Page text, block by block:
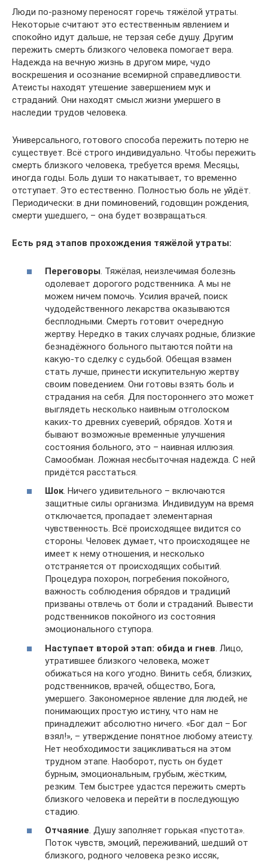
Люди по-разному переносят горечь тяжёлой утраты.
Некоторые считают это естественным явлением и
спокойно идут дальше, не терзая себе душу. Другим
пережить смерть близкого человека помогает вера.
Надежда на вечную жизнь в другом мире, чудо
воскрешения и осознание всемирной справедливости.
Атеисты находят утешение завершением мук и
страданий. Они находят смысл жизни умершего в
наследии трудов человека.
Универсального, готового способа пережить потерю не
существует. Всё строго индивидуально. Чтобы пережить
смерть близкого человека, требуется время. Месяцы,
иногда годы. Боль души то накатывает, то временно
отступает. Это естественно. Полностью боль не уйдёт.
Периодически: в дни поминовений, годовщин рождения,
смерти ушедшего, – она будет возвращаться.
Есть ряд этапов прохождения тяжёлой утраты:
Переговоры . Тяжёлая, неизлечимая болезнь
одолевает дорогого родственника. А мы не
можем ничем помочь. Усилия врачей, поиск
чудодейственного лекарства оказываются
бесплодными. Смерть готовит очередную
жертву. Нередко в таких случаях родные, близкие
безнадёжного больного пытаются пойти на
какую-то сделку с судьбой. Обещая взамен
стать лучше, принести искупительную жертву
своим поведением. Они готовы взять боль и
страдания на себя. Для постороннего это может
выглядеть несколько наивным отголоском
каких-то древних суеверий, обрядов. Хотя и
бывают возможные временные улучшения
состояния больного, это – наивная иллюзия.
Самообман. Ложная несбыточная надежда. С ней
придётся расстаться.
Шок. Ничего удивительного – включаются
защитные силы организма. Индивидуум на время
отключается, пропадает элементарная
чувственность. Всё происходящее видится со
стороны. Человек думает, что происходящее не
имеет к нему отношения, и несколько
отстраняется от происходящих событий.
Процедура похорон, погребения покойного,
важность соблюдения обрядов и традиций
призваны отвлечь от боли и страданий. Вывести
родственников покойного из состояния
эмоционального ступора.
Наступает второй этап: обида и гнев . Лицо,
утратившее близкого человека, может
обижаться на кого угодно. Винить себя, близких,
родственников, врачей, общество, Бога,
умершего. Закономерное явление для людей, не
понимающих простую истину, что нам не
принадлежит абсолютно ничего. «Бог дал – Бог
взял!», – утверждение понятное любому атеисту.
Нет необходимости зацикливаться на этом
трудном этапе. Наоборот, пусть он будет
бурным, эмоциональным, грубым, жёстким,
резким. Тем быстрее удастся пережить смерть
близкого человека и перейти в последующую
стадию.
Отчаяние. Душу заполняет горькая «пустота».
Поток чувств, эмоций, переживаний, шедший от
близкого, родного человека резко иссяк,